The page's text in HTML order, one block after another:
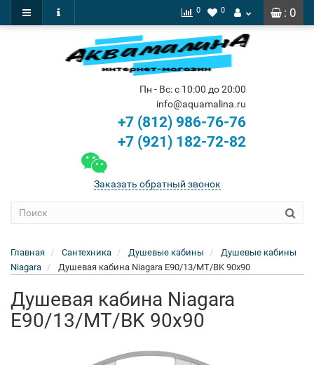
: 0
0 0
Пн - Вс: с 10:00 до 20:00
info@aquamalina.ru
+7 (812) 986-76-76
+7 (921) 182-72-82
Заказать обратный звонок
Главная Сантехника Душевые кабины
Душевые кабины
Niagara
Душевая кабина Niagara E90/13/MT/BK 90x90
Душевая кабина Niagara
E90/13/MT/BK 90x90